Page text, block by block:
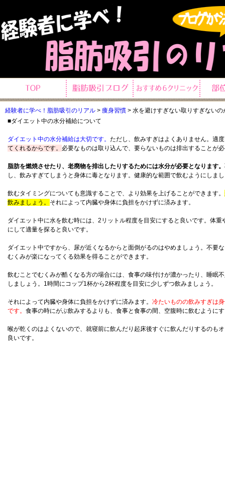
経験者に学べ！脂肪吸引のリアル > 痩身習慣 > 水を避けすぎない取りすぎない
■ダイエット中の水分補給について
ダイエット中の水分補給は大切です。 ただし、飲みすぎはよくありません。適
てくれるからです。 必要なものは取り込んで、要らないものは排出することが
脂肪を燃焼させたり、老廃物を排出したりするためには水分が必要となります
し、飲みすぎてしまうと身体に毒となります。健康的な範囲で飲むようにしま
飲むタイミングについても意識することで、より効果を上げることができます。
飲みましょう。 それによって内臓や身体に負担をかけずに済みます。
ダイエット中に水を飲む時には、2リットル程度を目安にすると良いです。体
にして適量を探ると良いです。
ダイエット中ですから、尿が近くなるからと面倒がるのはやめましょう。不要
むくみが楽になってくる効果を得ることができます。
飲むことでむくみが酷くなる方の場合には、食事の味付けが濃かったり、睡眠
しましょう。1時間にコップ1杯から2杯程度を目安に少しずつ飲みましょう。
それによって内臓や身体に負担をかけずに済みます。 冷たいものの飲みすぎは
です。 食事の時にがぶ飲みするよりも、食事と食事の間、空腹時に飲むように
喉が乾くのはよくないので、就寝前に飲んだり起床後すぐに飲んだりするのも
良いです。